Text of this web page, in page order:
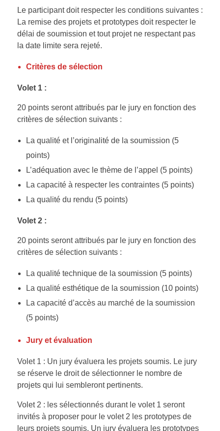
Le participant doit respecter les conditions suivantes :
La remise des projets et prototypes doit respecter le
délai de soumission et tout projet ne respectant pas
la date limite sera rejeté.
Critères de sélection
Volet 1 :
20 points seront attribués par le jury en fonction des
critères de sélection suivants :
La qualité et l’originalité de la soumission (5
points)
L’adéquation avec le thème de l’appel (5 points)
La capacité à respecter les contraintes (5 points)
La qualité du rendu (5 points)
Volet 2 :
20 points seront attribués par le jury en fonction des
critères de sélection suivants :
La qualité technique de la soumission (5 points)
La qualité esthétique de la soumission (10 points)
La capacité d’accès au marché de la soumission
(5 points)
Jury et évaluation
Volet 1 : Un jury évaluera les projets soumis. Le jury
se réserve le droit de sélectionner le nombre de
projets qui lui sembleront pertinents.
Volet 2 : les sélectionnés durant le volet 1 seront
invités à proposer pour le volet 2 les prototypes de
leurs projets soumis. Un jury évaluera les prototypes